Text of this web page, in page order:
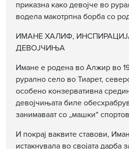
приказна како девојче во
водела макотрпна борба со
ИМАНЕ ХАЛИФ,
ДЕВОЈЧИЊА
Имане е родена во Алжир во
рурално село во Тиарет,
особено конзервативна
девојчињата биле
занимаваат со „машки“
И покрај ваквите ставови,
истакнувала во својата дарба